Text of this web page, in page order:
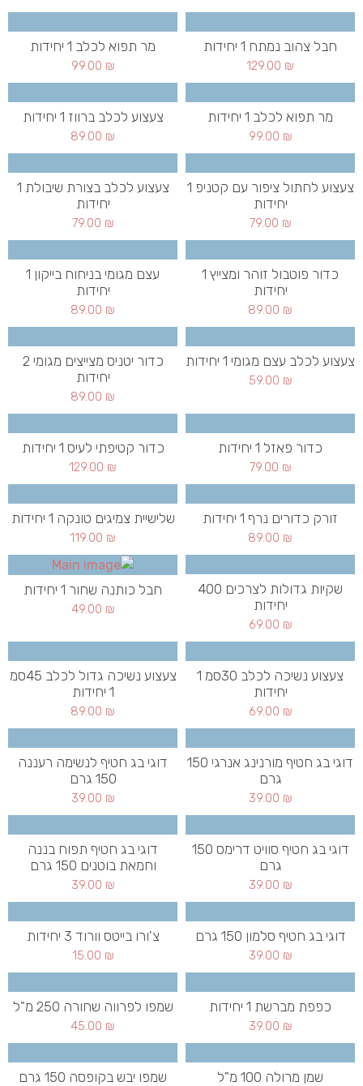
חבל צהוב נמתח 1 יחידות
129.00 ₪
מר תפוא לכלב 1 יחידות
99.00 ₪
מר תפוא לכלב 1 יחידות
99.00 ₪
צעצוע לכלב ברווז 1 יחידות
89.00 ₪
צעצוע לחתול ציפור עם קטניפ 1
יחידות
79.00 ₪
צעצוע לכלב בצורת שיבולת 1
יחידות
79.00 ₪
כדור פוטבול זוהר ומצייץ 1
יחידות
89.00 ₪
עצם מגומי בניחוח בייקון 1
יחידות
89.00 ₪
צעצוע לכלב עצם מגומי 1 יחידות
59.00 ₪
כדור יטניס מצייצים מגומי 2
יחידות
89.00 ₪
כדור פאזל 1 יחידות
79.00 ₪
כדור קטיפתי לעיס 1 יחידות
129.00 ₪
זורק כדורים נרף 1 יחידות
89.00 ₪
שלישיית צמיגים טונקה 1 יחידות
119.00 ₪
שקיות גדולות לצרכים 400
יחידות
69.00 ₪
חבל כותנה שחור 1 יחידות
49.00 ₪
צעצוע נשיכה לכלב 30סמ 1
יחידות
69.00 ₪
צעצוע נשיכה גדול לכלב 45סמ
1 יחידות
89.00 ₪
דוגי בג חטיף מורנינג אנרגי 150
גרם
39.00 ₪
דוגי בג חטיף לנשימה רעננה
150 גרם
39.00 ₪
דוגי בג חטיף סוויט דרימס 150
גרם
39.00 ₪
דוגי בג חטיף תפוח בננה
וחמאת בוטנים 150 גרם
39.00 ₪
דוגי בג חטיף סלמון 150 גרם
39.00 ₪
צ'ורו בייטס וורוד 3 יחידות
15.00 ₪
כפפת מברשת 1 יחידות
39.00 ₪
שמפו לפרווה שחורה 250 מ"ל
45.00 ₪
שמן מרולה 100 מ"ל שמפו יבש בקופסה 150 גרם